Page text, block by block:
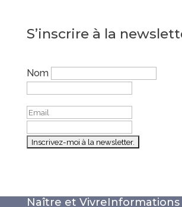
S’inscrire à la
Nom
Naître et VivreInformations